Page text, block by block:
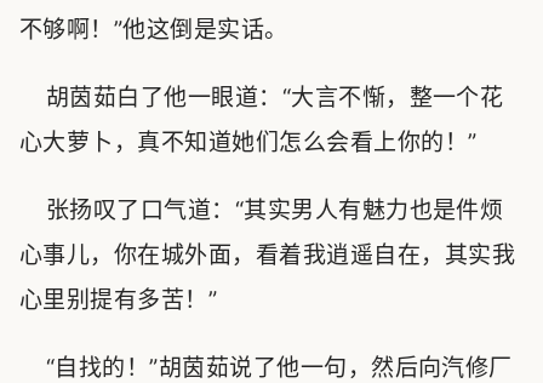
不够啊！”他这倒是实话。
胡茵茹白了他一眼道：“大言不惭，整一个花
心大萝卜，真不知道她们怎么会看上你的！”
张扬叹了口气道：“其实男人有魅力也是件烦
心事儿，你在城外面，看着我逍遥自在，其实我
心里别提有多苦！”
“自找的！”胡茵茹说了他一句，然后向汽修厂